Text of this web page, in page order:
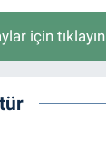
için tıklayın